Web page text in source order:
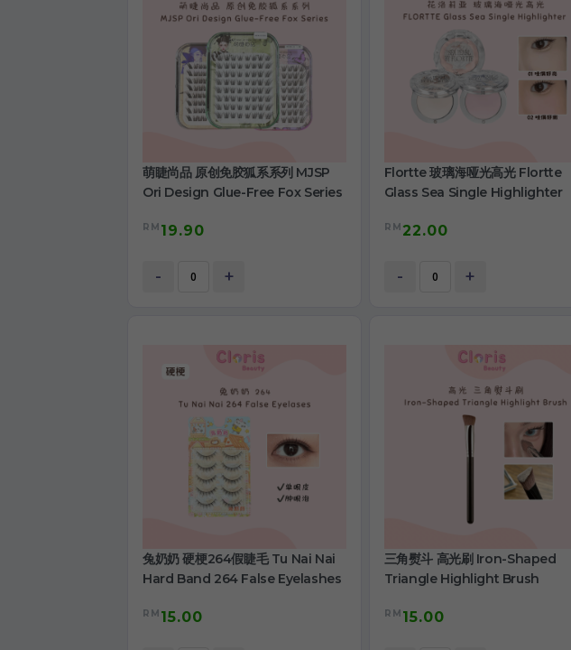
萌睫尚品 原创免胶狐系系列 MJSP
Ori Design Glue-Free Fox Series
RM 19.90
- +
Flortte 玻璃海哑光高光 Flortte
Glass Sea Single Highlighter
RM 22.00
- +
兔奶奶 硬梗264假睫毛 Tu Nai Nai
Hard Band 264 False Eyelashes
RM 15.00
三角熨斗 高光刷 Iron-Shaped
Triangle Highlight Brush
RM 15.00